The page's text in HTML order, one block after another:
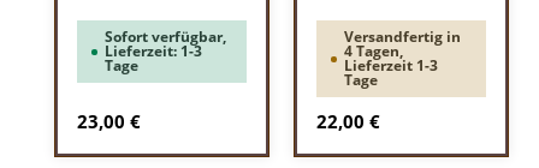
Sofort verfügbar,
Lieferzeit: 1-3
Tage
Regulärer Preis:
23,00 €
Versandfertig in
4 Tagen,
Lieferzeit 1-3
Tage
Regulärer Preis:
22,00 €